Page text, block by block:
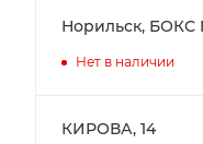
Норильск, БОКС
Нет в наличии
КИРОВА, 14